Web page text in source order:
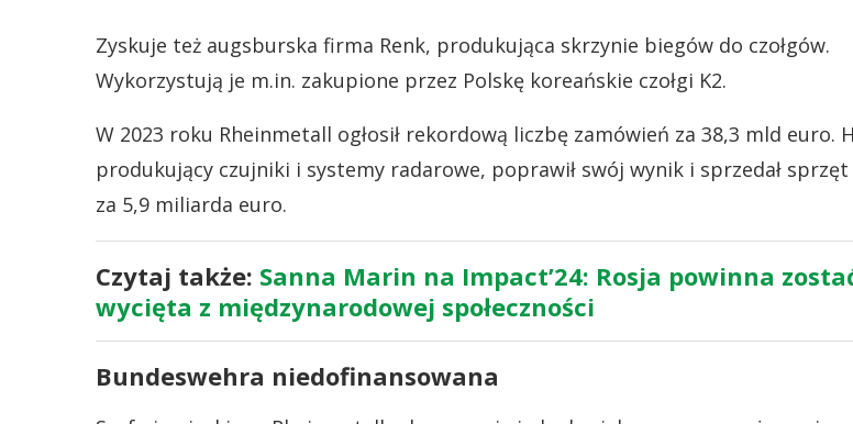
Zyskuje też augsburska firma Renk, produkująca skrzynie biegów do czołgów.
Wykorzystują je m.in. zakupione przez Polskę koreańskie czołgi K2.
W 2023 roku Rheinmetall ogłosił rekordową liczbę zamówień za 38,3 mld euro.
produkujący czujniki i systemy radarowe, poprawił swój wynik i sprzedał
za 5,9 miliarda euro.
Czytaj także: Sanna Marin na Impact’24: Rosja powinna
wycięta z międzynarodowej społeczności
Bundeswehra niedofinansowana